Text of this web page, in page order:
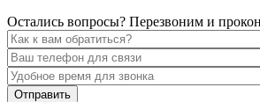
Остались вопросы? Перезвоним и